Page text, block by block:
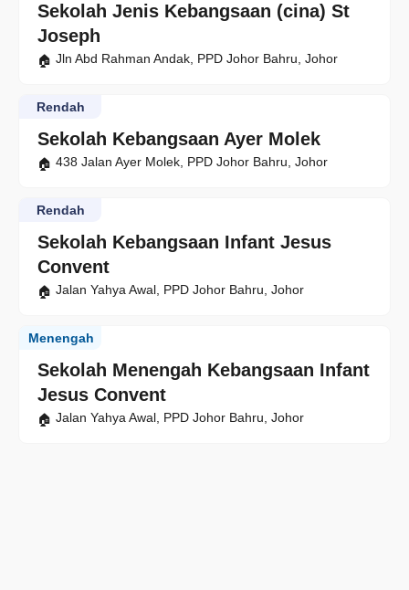
Sekolah Jenis Kebangsaan (cina) St
Joseph
Jln Abd Rahman Andak, PPD Johor Bahru, Johor
Sekolah Kebangsaan Ayer Molek
Rendah
438 Jalan Ayer Molek, PPD Johor Bahru, Johor
Sekolah Kebangsaan Infant Jesus
Convent
Rendah
Jalan Yahya Awal, PPD Johor Bahru, Johor
Sekolah Menengah Kebangsaan Infant
Jesus Convent
Menengah
Jalan Yahya Awal, PPD Johor Bahru, Johor